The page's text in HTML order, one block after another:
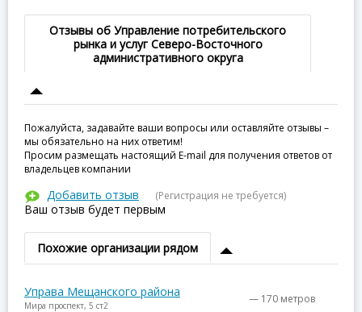
Отзывы об Управление потребительского
рынка и услуг Северо-Восточного
административного округа
Пожалуйста, задавайте ваши вопросы или оставляйте отзывы –
мы обязательно на них ответим!
Просим размещать настоящий E-mail для получения ответов от
владельцев компании
Добавить отзыв (Регистрация не требуется)
Ваш отзыв будет первым
Похожие организации рядом
Управа Мещанского района
Мира проспект, 5 ст2 — 170 метров